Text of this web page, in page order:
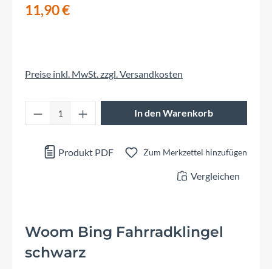
11,90 €
Preise inkl. MwSt. zzgl. Versandkosten
Produkt Anzahl: Gib den gewünschten
In den Warenkorb
Produkt PDF Zum Merkzettel hinzufügen
Vergleichen
Woom Bing Fahrradklingel
schwarz